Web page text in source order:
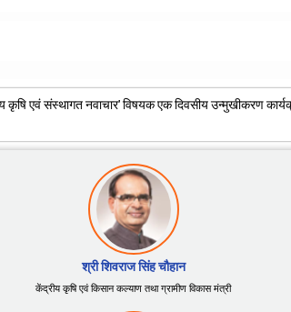
नवाचार' विषयक एक दिवसीय उन्मुखीकरण कार्यक्रम का आयोजन
श्री शिवराज सिंह चौहान
केंद्रीय कृषि एवं किसान कल्याण तथा ग्रामीण विकास मंत्री